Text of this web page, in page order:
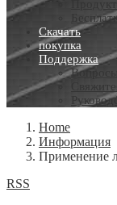
Скачать
покупка
Поддержка
Home
Информация
Применение
RSS